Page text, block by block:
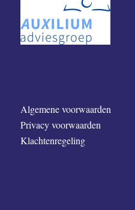
Algemene voorwaarden
Privacy voorwaarden
Klachtenregeling